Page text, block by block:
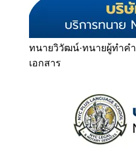
ทนายวิวัฒน์·ทนายผู้ทำค
เอกสาร